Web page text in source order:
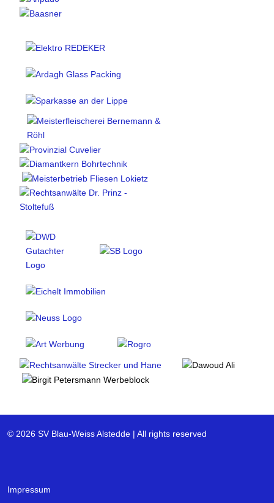
© 2026 SV Blau-Weiss Alstedde | All rights reserved
Impressum